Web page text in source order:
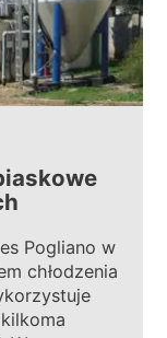
Pogliano w
chłodzenia